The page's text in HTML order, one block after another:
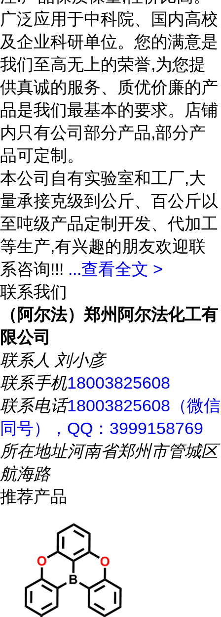
广泛应用于中科院、国内高校
及企业科研单位。您的满意是
我们至高无上的荣誉,为您提
供真诚的服务、质优价廉的产
品是我们最基本的要求。店铺
内只有公司部分产品,部分产
品可定制。
本公司自有实验室和工厂,大
量承接克级到公斤、百公斤以
至吨级产品定制开发、代加工
等生产,有兴趣的朋友欢迎联
系咨询!!! ...查看全文 >
联系我们
（阿尔法）郑州阿尔法化工有
限公司
联系人 刘小彦
联系手机18003825608
联系电话18003825608（微信
同号），QQ：3999158769
所在地址河南省郑州市管城区
航海路
推荐产品